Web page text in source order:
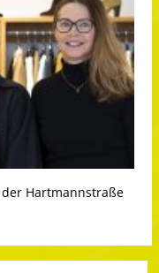
Hartmannstraße